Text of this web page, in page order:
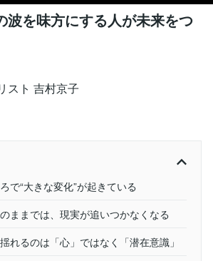
波を味方にする人が未来をつ
スト 吉村京子
で“大きな変化”が起きている
ままでは、現実が追いつかなくなる
れるのは「心」ではなく「潜在意識」